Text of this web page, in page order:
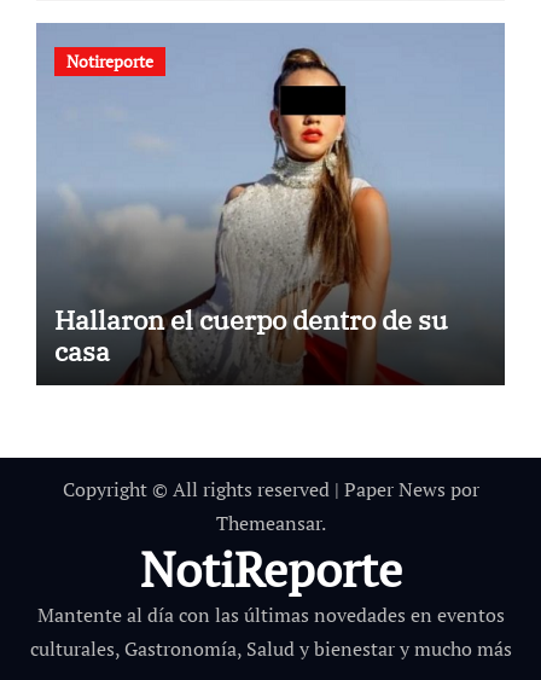
Notireporte
Hallaron el cuerpo dentro de su
casa
Copyright © All rights reserved | Paper News por
Themeansar.
NotiReporte
Mantente al día con las últimas novedades en eventos
culturales, Gastronomía, Salud y bienestar y mucho más